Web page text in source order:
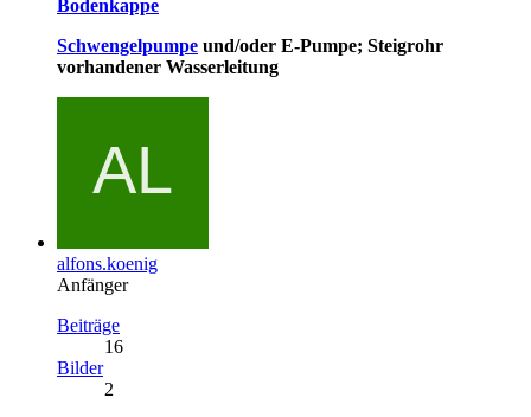
Bodenkappe
Schwengelpumpe und/oder E-Pumpe; Steigrohr
vorhandener Wasserleitung
alfons.koenig
Anfänger
Beiträge
16
Bilder
2